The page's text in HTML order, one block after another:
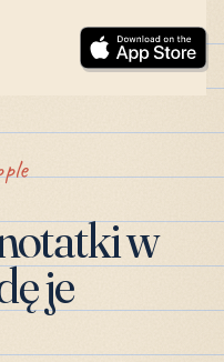
w
je